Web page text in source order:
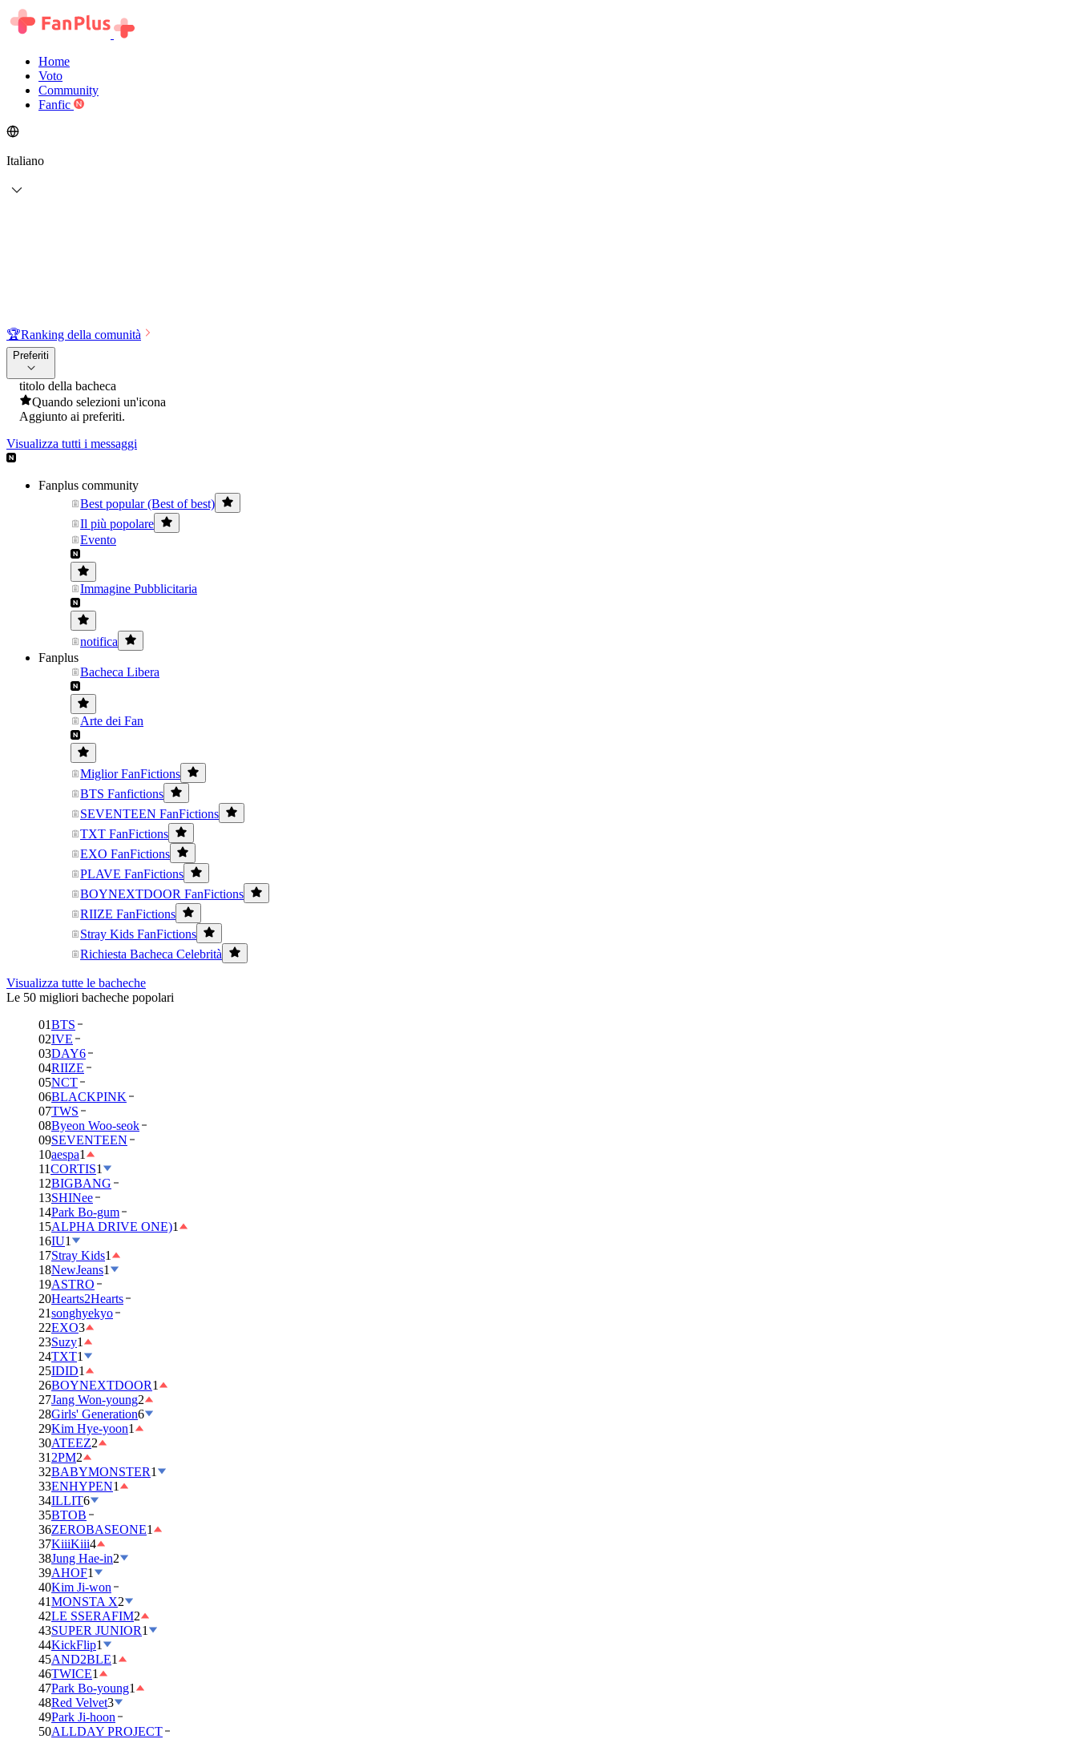
Home
Voto
Community
Fanfic
Italiano
🏆Ranking della comunità
Preferiti
titolo della bacheca
Quando selezioni un'icona
Aggiunto ai preferiti.
Visualizza tutti i messaggi
Fanplus community
Best popular (Best of best)
Il più popolare
Evento
Immagine Pubblicitaria
notifica
Fanplus
Bacheca Libera
Arte dei Fan
Miglior FanFictions
BTS Fanfictions
SEVENTEEN FanFictions
TXT FanFictions
EXO FanFictions
PLAVE FanFictions
BOYNEXTDOOR FanFictions
RIIZE FanFictions
Stray Kids FanFictions
Richiesta Bacheca Celebrità
Visualizza tutte le bacheche
Le 50 migliori bacheche popolari
01BTS
02IVE
03DAY6
04RIIZE
05NCT
06BLACKPINK
07TWS
08Byeon Woo-seok
09SEVENTEEN
10aespa1
11CORTIS1
12BIGBANG
13SHINee
14Park Bo-gum
15ALPHA DRIVE ONE)1
16IU1
17Stray Kids1
18NewJeans1
19ASTRO
20Hearts2Hearts
21songhyekyo
22EXO3
23Suzy1
24TXT1
25IDID1
26BOYNEXTDOOR1
27Jang Won-young2
28Girls' Generation6
29Kim Hye-yoon1
30ATEEZ2
31 2PM2
32BABYMONSTER1
33ENHYPEN1
34ILLIT6
35BTOB
36ZEROBASEONE1
37KiiiKiii4
38Jung Hae-in2
39AHOF1
40Kim Ji-won
41MONSTA X2
42LE SSERAFIM2
43SUPER JUNIOR1
44KickFlip1
45AND2BLE1
46TWICE1
47Park Bo-young1
48Red Velvet3
49Park Ji-hoon
50ALLDAY PROJECT